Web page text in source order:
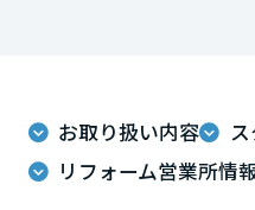
これから住
多彩な動画やこだわりが詰まっ
ミサワゼネラルソリューショ
ミサワオーナーズクラブ
中途採用
お取り扱い内容
リフォーム営業所情